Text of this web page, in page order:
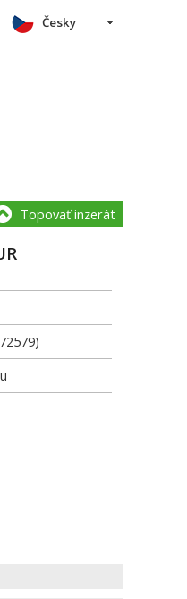
Česky
Topovať inzerát